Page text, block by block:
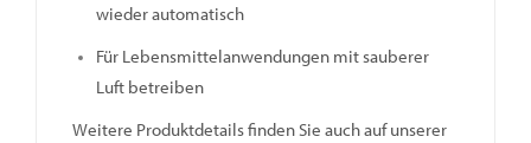
wieder automatisch
Für Lebensmittelanwendungen mit sauberer
Luft betreiben
Weitere Produktdetails finden Sie auch auf unserer